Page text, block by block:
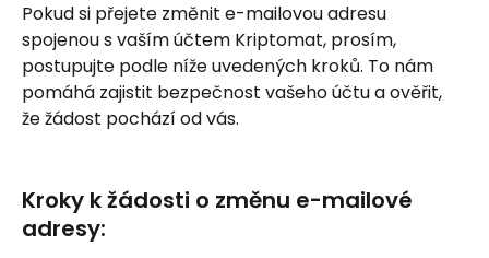
Pokud si přejete změnit e-mailovou adresu
spojenou s vaším účtem Kriptomat, prosím,
postupujte podle níže uvedených kroků. To nám
pomáhá zajistit bezpečnost vašeho účtu a ověřit,
že žádost pochází od vás.
Kroky k žádosti o změnu e-mailové
adresy: